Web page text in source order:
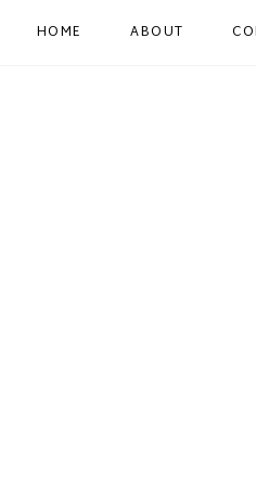
HOME ABOUT